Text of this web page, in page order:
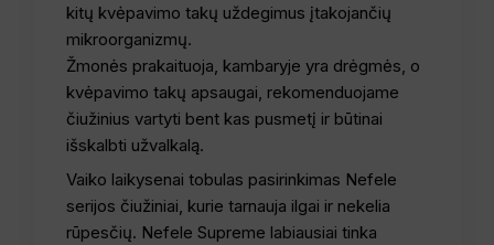
kitų kvėpavimo takų uždegimus įtakojančių
mikroorganizmų.
Žmonės prakaituoja, kambaryje yra drėgmės, o
kvėpavimo takų apsaugai, rekomenduojame
čiužinius vartyti bent kas pusmetį ir būtinai
išskalbti užvalkalą.
Vaiko laikysenai tobulas pasirinkimas Nefele
serijos čiužiniai, kurie tarnauja ilgai ir nekelia
rūpesčių. Nefele Supreme labiausiai tinka